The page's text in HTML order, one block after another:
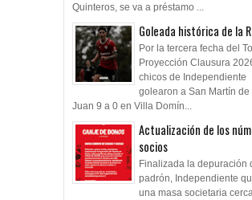
Quinteros, se va a préstamo ...
Goleada histórica de la
Por la tercera fecha del
Proyección Clausura
chicos de Independiente
golearon a San Martín de
Juan 9 a 0 en Villa Domín...
Actualización de los
socios
Finalizada la depuración
padrón, Independiente
una masa societaria